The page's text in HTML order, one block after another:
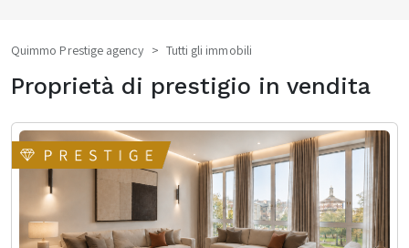
Quimmo Prestige agency Tutti gli immobili
Proprietà di prestigio in vendita